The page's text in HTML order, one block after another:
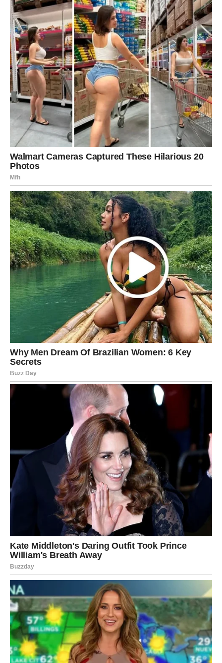
STRELAC
Strelčevima ciganske karte donoseput, vest i novu nadu.
Moguće je iznenadno putovanje, plan ili prilika koja te
raduje.
U ljubavi dolazi lakoća, smeh i spontanost. Ovo su dani u
kojima se ponovo raduješ malim stvarima i veruješ u
sreću.
JARAC
Za Jarca, ciganski horoskop donosikarmičku nagradu.
Sve ono što si trpeo, sada se vraća kroz stabilnost i mir.
U ljubavi dolazi sigurnost i osećaj pripadnosti.
Na poslovnom planu, stiže potvrda da si bio u pravu. Ovo
su dani u kojima Jarac konačno spušta gard.
VODOLIJA
Vodolije ulaze unepredvidiv, ali oslobađajući period.
Ciganske karte govore o iznenadnim susretima i novim
idejama.
U ljubavi dolazi neočekivana iskrenost, možda i novo
poznanstvo.
Sudbina te poziva da budeš svoj, bez objašnjavanja i
opravdavanja.
RIBE
Ribe dobijaju magične poruke sudbine
. Intuicija je jaka,
snovi su značajni, a znakovi svuda oko tebe.
U ljubavi dolazi romantika, nežnost i osećaj duboke
Ovo su dani u kojima Ribe osećaju da ih univerzum čuva i
vodi pravim putem.